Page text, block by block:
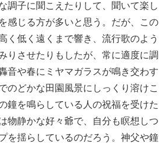
調子に聞こえたりして、聞いて楽し
感じる方が多いと思う。だが、この
く低く遠くまで響き、流行歌のよう
りさせたりもしたが、常に適度に調
音や春にミヤマガラスが鳴き交わす
のどかな田園風景にしっくり溶けこ
鐘を鳴らしている人の祝福を受けた
物静かな好々爺で、自分も瞑想しつ
を揺らしているのだろう。神父や鐘